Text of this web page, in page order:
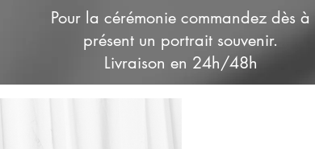
Pour la cérémonie commandez dès à
présent un portrait souvenir.
Livraison en 24h/48h